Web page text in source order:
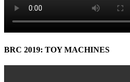
BRC 2019: TOY MACHINES